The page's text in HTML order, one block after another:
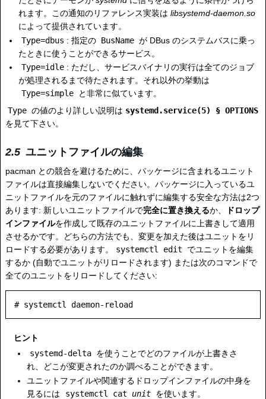
れます。この通知のリファレンス実装はlibsystemd-daemon.so
によって提供されています。
Type=dbus : 指定の BusName が DBus のシステムバスに乗っ
たときに使うことができるサービス。
Type=idle : ただし、サービスバイナリの実行は全てのジョブ
が処理されるまで待たされます。それ以外の挙動は
Type=simple
と非常に似ています。
Type の値のより詳しい説明は systemd.service(5) § OPTIONS
を見て下さい。
ユニットファイルの編集
pacman との競合を避けるために、パッケージに含まれるユニット
ファイルは直接編集しないでください。パッケージに入っているユ
ニットファイルを元のファイルに触れずに編集する安全な方法は2つ
あります: 新しいユニットファイルで完全に置き換えるか、
ドロップ
インファイルを作成して既存のユニットファイルに上書きして適用
させるかです。どちらの方法でも、変更を加えた後はユニットをリ
ロードする必要があります。
systemctl edit
でユニットを編集
するか (自動でユニットがリロードされます) または次のコマンドで
全てのユニットをリロードしてください:
ヒント
systemd-delta を使うことでどのファイルが上書きさ
れ、どこが変更されたのか調べることができます。
ユニットファイルや関連するドロップインファイルの中身を
見るには
systemctl cat unit を使います。